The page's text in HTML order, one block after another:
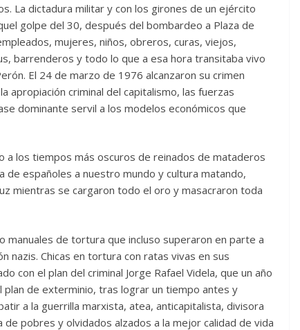
La dictadura militar y con los girones de un ejército
golpe del 30, después del bombardeo a Plaza de
mujeres, niños, obreros, curas, viejos,
barrenderos y todo lo que a esa hora transitaba vivo
El 24 de marzo de 1976 alcanzaron su crimen
apropiación criminal del capitalismo, las fuerzas
dominante servil a los modelos económicos que
a los tiempos más oscuros de reinados de mataderos
de españoles a nuestro mundo y cultura matando,
mientras se cargaron todo el oro y masacraron toda
manuales de tortura que incluso superaron en parte a
nazis. Chicas en tortura con ratas vivas en sus
con el plan del criminal Jorge Rafael Videla, que un año
plan de exterminio, tras lograr un tiempo antes y
a la guerrilla marxista, atea, anticapitalista, divisora
pobres y olvidados alzados a la mejor calidad de vida